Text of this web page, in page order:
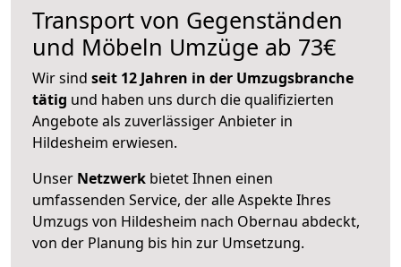
Transport von Gegenständen
und Möbeln Umzüge ab 73€
Wir sind seit 12 Jahren in der Umzugsbranche
tätig und haben uns durch die qualifizierten
Angebote als zuverlässiger Anbieter in
Hildesheim erwiesen.
Unser Netzwerk bietet Ihnen einen
umfassenden Service, der alle Aspekte Ihres
Umzugs von Hildesheim nach Obernau abdeckt,
von der Planung bis hin zur Umsetzung.